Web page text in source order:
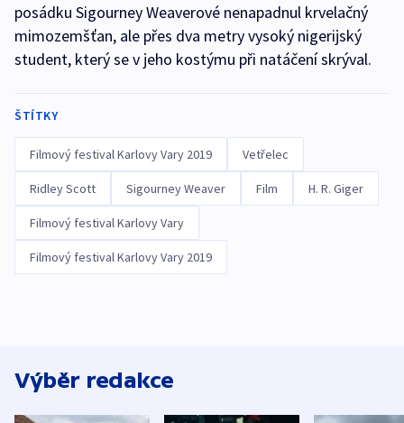
posádku Sigourney Weaverové nenapadnul krvelačný
mimozemšťan, ale přes dva metry vysoký nigerijský
student, který se v jeho kostýmu při natáčení skrýval.
ŠTÍTKY
Filmový festival Karlovy Vary 2019 Vetřelec
Ridley Scott Sigourney Weaver Film H. R. Giger
Filmový festival Karlovy Vary
Filmový festival Karlovy Vary 2019
Výběr redakce